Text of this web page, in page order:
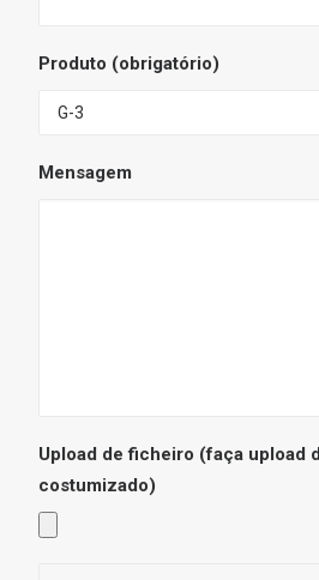
Produto (obrigatório)
Mensagem
Upload de ficheiro (faça upload
costumizado)